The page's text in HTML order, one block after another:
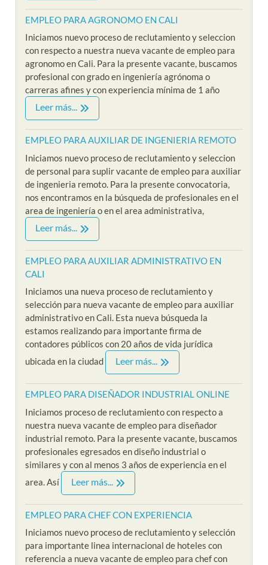
EMPLEO PARA AGRONOMO EN CALI
Iniciamos nuevo proceso de reclutamiento y seleccion
con respecto a nuestra nueva vacante de empleo para
agronomo en Cali. Para la presente vacante, buscamos
profesional con grado en ingeniería agrónoma o
carreras afines y con experiencia mínima de 1 año
Leer más...
EMPLEO PARA AUXILIAR DE INGENIERIA REMOTO
Iniciamos nuevo proceso de reclutamiento y seleccion
de personal para suplir vacante de empleo para auxiliar
de ingenieria remoto. Para la presente convocatoria,
nos encontramos en la búsqueda de profesionales en el
area de ingeniería o en el area administrativa,
Leer más...
EMPLEO PARA AUXILIAR ADMINISTRATIVO EN
CALI
Iniciamos una nueva proceso de reclutamiento y
selección para nueva vacante de empleo para auxiliar
administrativo en Cali. Esta nueva búsqueda la
estamos realizando para importante firma de
contadores públicos con 20 años de vida jurídica
ubicada en la ciudad
Leer más...
EMPLEO PARA DISEÑADOR INDUSTRIAL ONLINE
Iniciamos proceso de reclutamiento con respecto a
nuestra nueva vacante de empleo para diseñador
industrial remoto. Para la presente vacante, buscamos
profesionales egresados en diseño industrial o
similares y con al menos 3 años de experiencia en el
area. Así
Leer más...
EMPLEO PARA CHEF CON EXPERIENCIA
Iniciamos nuevo proceso de reclutamiento y selección
para importante linea internacional de hoteles con
referencia a nueva vacante de empleo para chef con